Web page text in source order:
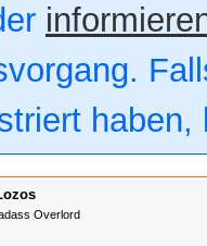
Overlord